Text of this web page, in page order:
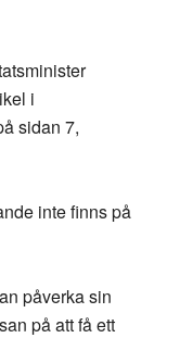
i
sidan 7,
inte finns på
påverka sin
på att få ett